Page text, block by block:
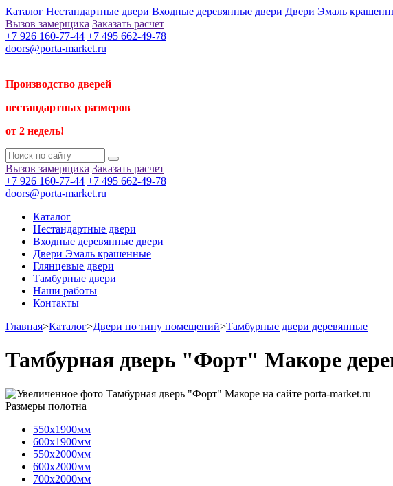
Каталог Нестандартные двери Входные деревянные двери Двери Эмаль
Вызов замерщика Заказать расчет
+7 926 160-77-44 +7 495 662-49-78
doors@porta-market.ru
Производство дверей
нестандартных размеров
от 2 недель!
Вызов замерщика Заказать расчет
+7 926 160-77-44 +7 495 662-49-78
doors@porta-market.ru
Каталог
Нестандартные двери
Входные деревянные двери
Двери Эмаль крашенные
Глянцевые двери
Тамбурные двери
Наши работы
Контакты
Главная>Каталог>Двери по типу помещений>Тамбурные двери деревянные
Тамбурная дверь "Форт" Макоре
Размеры полотна
550х1900мм
600х1900мм
550х2000мм
600х2000мм
700х2000мм